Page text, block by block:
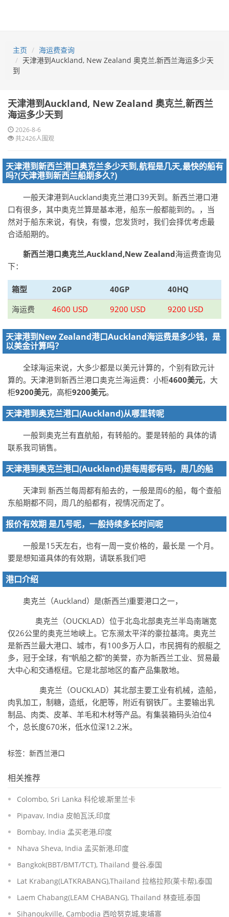
主页
海运费查询
天津港到Auckland, New Zealand 奥克兰,新西兰海运多少天
到
天津港到Auckland, New Zealand 奥克兰,新西兰
海运多少天到
2026-8-6
共2426人围观
天津港到新西兰港口奥克兰多少天到,航程是几天,最快的船有
吗?(天津港到新西兰船期多久?)
一般天津港到Auckland奥克兰港口39天到。新西兰港口港
口有很多，其中奥克兰算是基本港，船东一般都能到的。，当
然对于船东来说，有快，有慢，您发货时，我们会择优考虑最
合适船期的。
新西兰港口奥克兰,Auckland,New Zealand海运费查询见
下：
箱型 20GP 40GP
40HQ
海运费
4600 USD 9200 USD 9200 USD
天津港到New Zealand港口Auckland海运费是多少钱，是
以美金计算吗？
全球海运来说，大多少都是以美元计算的，个别有欧元计
算的。天津港到新西兰港口奥克兰海运费：小柜4600美元，大
柜9200美元，高柜9200美元。
天津港到奥克兰港口(Auckland)从哪里转呢
一般到奥克兰有直航船，有转船的。要是转船的 具体的请
联系我司销售。
天津港到奥克兰港口(Auckland)是每周都有吗，周几的船
天津到 新西兰每周都有船去的，一般是周6的船，每个查船
东船期都不同，周几的船都有，视情况而定了。
报价有效期 是几号呢，一般持续多长时间呢
一般是15天左右，也有一周一变价格的，最长是 一个月。
要是想知道具体的有效期，请联系我们吧
港口介绍
奥克兰（Auckland）是(新西兰)重要港口之一，
奥克兰（OUCKLAD）位于北岛北部奥克兰半岛南端宽
仅26公里的奥克兰地峡上。它东濒太平洋的豪拉基湾。奥克兰
是新西兰最大港口、城市，有100多万人口，市民拥有的舰艇之
多，冠于全球，有“帆船之都”的美誉，亦为新西兰工业、贸易最
大中心和交通枢纽。它是北部地区的畜产品集散地。
奥克兰（OUCKLAD）其北部主要工业有机械，造船，
肉乳加工，制糖，造纸，化肥等，附近有钢铁厂。主要输出乳
制品、肉类、皮革、羊毛和木材等产品。有集装箱码头泊位4
个，总长度670米，低水位深12.2米。
标签：新西兰港口
相关推荐
Colombo, Sri Lanka 科伦坡,斯里兰卡
Pipavav, India 皮帕瓦沃,印度
Bombay, India 孟买老港,印度
Nhava Sheva, India 孟买新港,印度
Bangkok(BBT/BMT/TCT), Thailand 曼谷,泰国
Lat Krabang(LATKRABANG),Thailand 拉格拉邦(莱卡帮),泰国
Laem Chabang(LEAM CHABANG), Thailand 林查班,泰国
Sihanoukville, Cambodia 西哈努克城,柬埔寨